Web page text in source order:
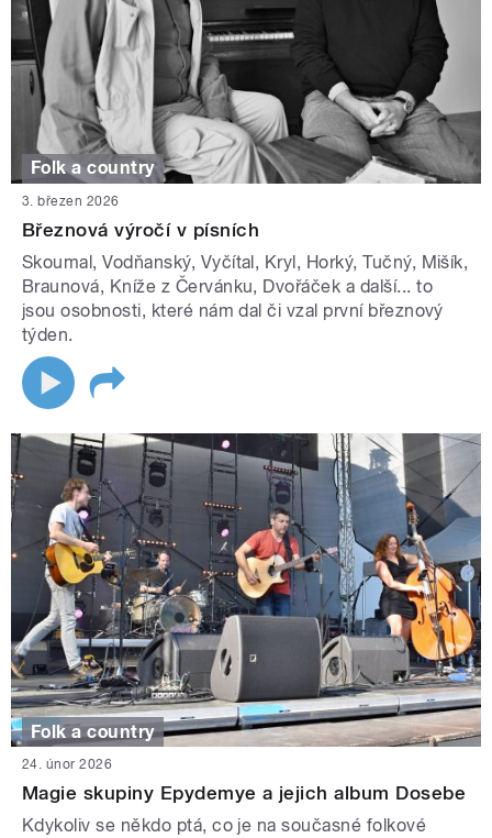
Folk a country
3. březen 2026
Březnová výročí v písních
Skoumal, Vodňanský, Vyčítal, Kryl, Horký, Tučný, Mišík,
Braunová, Kníže z Červánku, Dvořáček a další... to
jsou osobnosti, které nám dal či vzal první březnový
týden.
Folk a country
24. únor 2026
Magie skupiny Epydemye a jejich album Dosebe
Kdykoliv se někdo ptá, co je na současné folkové